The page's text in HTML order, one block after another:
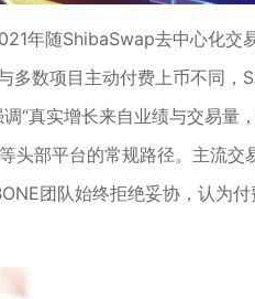
年随ShibaSwap去中心化交
多数项目主动付费上币不同，
“真实增长来自业绩与交易量
头部平台的常规路径。主流交
团队始终拒绝妥协，认为